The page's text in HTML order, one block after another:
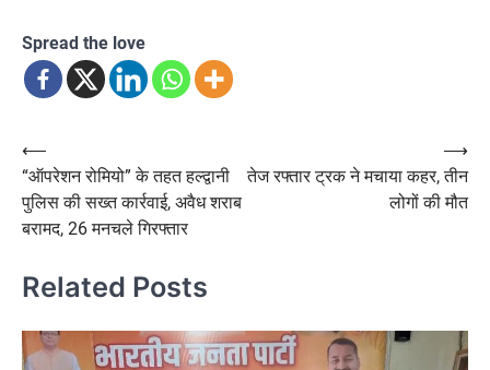
Spread the love
Post
navigation
⟵
“ऑपरेशन रोमियो” के तहत हल्द्वानी
पुलिस की सख्त कार्रवाई, अवैध शराब
बरामद, 26 मनचले गिरफ्तार
तेज रफ्तार ट्रक ने मचाया कहर, तीन
लोगों की मौत
⟶
Related Posts